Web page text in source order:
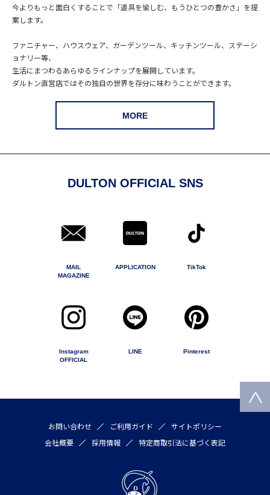
今よりもっと面白くすることで「道具を愉しむ、もうひとつの豊かさ」を提
案します。
ファニチャー、ハウスウェア、ガーデンツール、キッチンツール、ステーシ
ョナリー等、
生活にまつわるあらゆるラインナップを展開しています。
ダルトン直営店ではその独自の世界を存分に味わうことができます。
MORE
DULTON OFFICIAL SNS
MAIL
MAGAZINE
APPLICATION TikTok
Instagram
OFFICIAL
LINE Pinterest
お問い合わせ ご利用ガイド
サイトポリシー
会社概要
採用情報 特定商取引法に基づく表記